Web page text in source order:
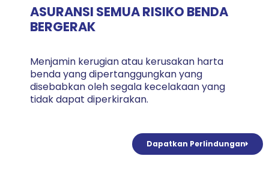
ASURANSI SEMUA RISIKO BENDA
BERGERAK
Menjamin kerugian atau kerusakan harta
benda yang dipertanggungkan yang
disebabkan oleh segala kecelakaan yang
tidak dapat diperkirakan.
Dapatkan Perlindungan